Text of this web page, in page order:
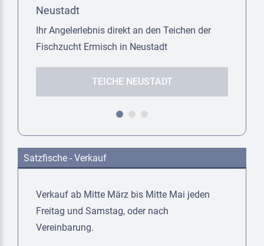
Neustadt
Ihr Angelerlebnis direkt an den Teichen der
Fischzucht Ermisch in Neustadt
TEICHE NEUSTADT
Satzfische - Verkauf
Verkauf ab Mitte März bis Mitte Mai jeden
Freitag und Samstag, oder nach
Vereinbarung.